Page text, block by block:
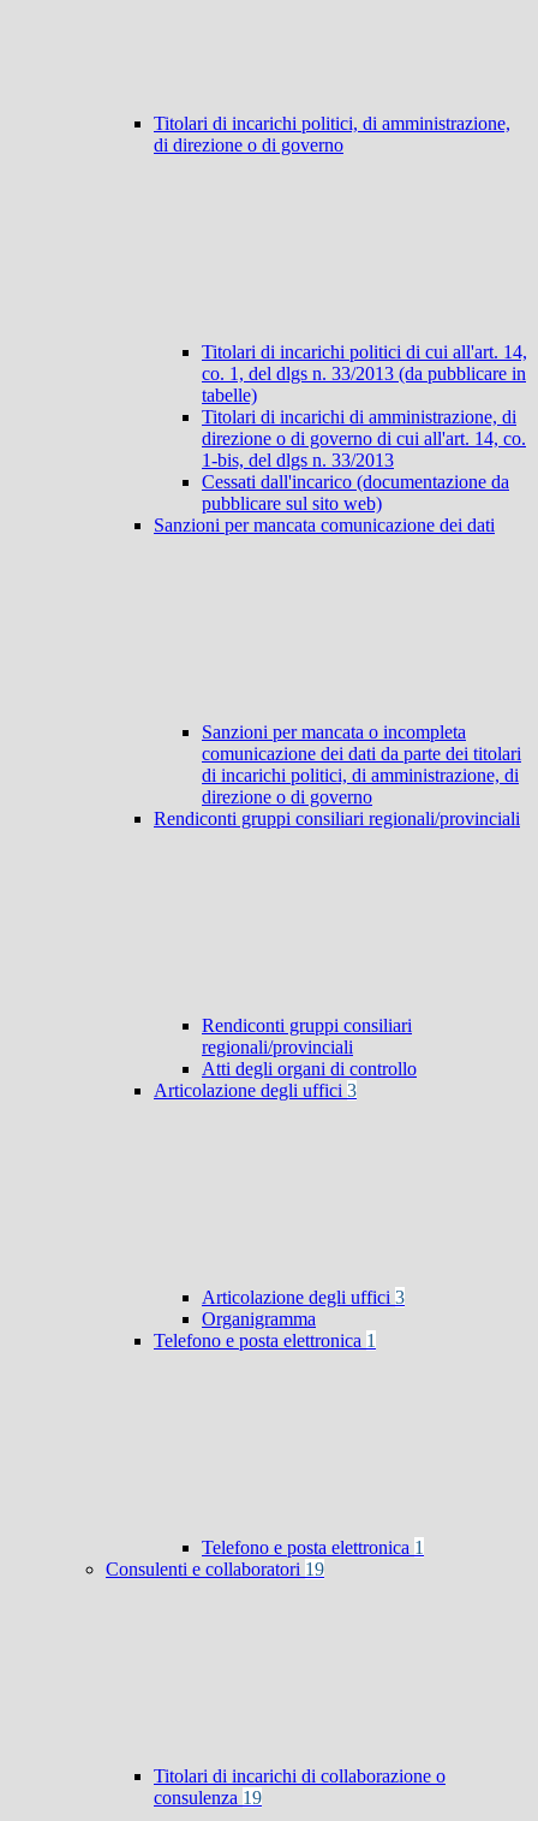
Titolari di incarichi politici, di amministrazione,
di direzione o di governo
Titolari di incarichi politici di cui all'art. 14,
co. 1, del dlgs n. 33/2013 (da pubblicare in
tabelle)
Titolari di incarichi di amministrazione, di
direzione o di governo di cui all'art. 14, co.
1-bis, del dlgs n. 33/2013
Cessati dall'incarico (documentazione da
pubblicare sul sito web)
Sanzioni per mancata comunicazione dei dati
Sanzioni per mancata o incompleta
comunicazione dei dati da parte dei titolari
di incarichi politici, di amministrazione, di
direzione o di governo
Rendiconti gruppi consiliari regionali/provinciali
Rendiconti gruppi consiliari
regionali/provinciali
Atti degli organi di controllo
Articolazione degli uffici 3
Articolazione degli uffici 3
Organigramma
Telefono e posta elettronica 1
Telefono e posta elettronica 1
Consulenti e collaboratori 19
Titolari di incarichi di collaborazione o
consulenza 19